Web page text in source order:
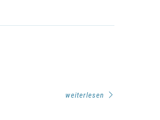
weiterlesen